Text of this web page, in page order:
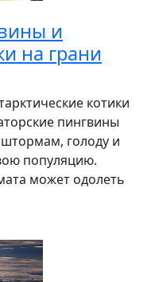
и
на грани
котики
пингвины
голоду и
популяцию.
может одолеть